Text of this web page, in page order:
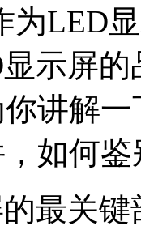
为LED
显示屏
讲解
如何鉴
最关键